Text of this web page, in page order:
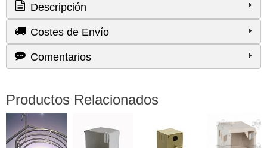
Descripción
Costes de Envío
Comentarios
Productos Relacionados